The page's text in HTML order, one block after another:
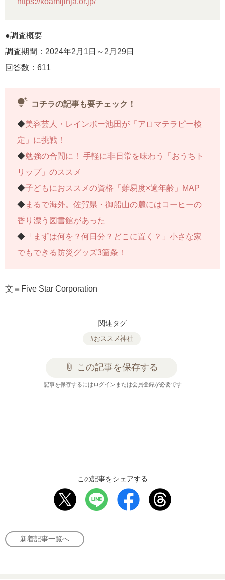
●調査概要
調査期間：2024年2月1日～2月29日
回答数：611
tips_and_updates コチラの記事も要チェック！
◆美容芸人・レインボー池田が「アロマテラピー検
定」に挑戦！
◆勉強の合間に！ 手軽に非日常を味わう「おうちト
リップ」のススメ
◆子どもにおススメの資格「難易度×適年齢」MAP
◆まるで海外。佐賀県・御船山の麓にはコーヒーの
香り漂う図書館があった
◆ 「まずは何を？何日分？どこに置く？」小さな家
でもできる防災グッズ3箇条！
文＝Five Star Corporation
関連タグ
#おススメ神社
attach_file この記事を保存する
記事を保存するにはログインまたは会員登録が必要です
この記事をシェアする
新着記事一覧へ